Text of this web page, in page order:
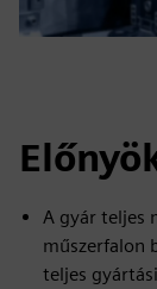
A gyár teljes
műszerfalon
teljes